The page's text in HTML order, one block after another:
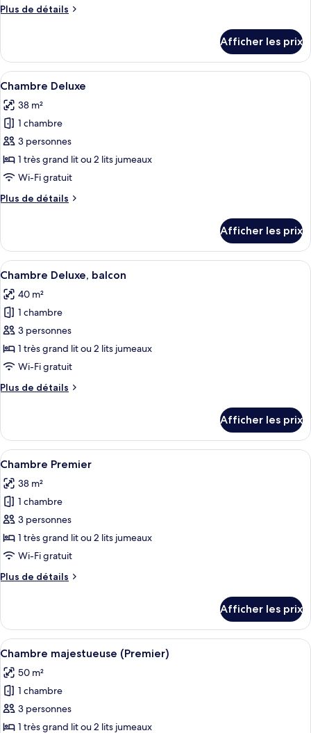
chambre :
Bankers)
Plus de détails
Plus
Suite
(Historic
Bankers)
Afficher les prix
Afficher
toutes
les
photos
pour
ce
type
chambre :
Chambre Deluxe | Literie
5
Chambre Deluxe
38 m²
1 chambre
3 personnes
1 très grand lit ou 2 lits jumeaux
Wi-Fi gratuit
Plus de détails
Plus
Chambre
Deluxe
Afficher les prix
Afficher
toutes
les
photos
pour
ce
type
chambre :
balcon
Literie hypoallergénique, minibar,
3
Chambre Deluxe, balcon
40 m²
1 chambre
3 personnes
1 très grand lit ou 2 lits jumeaux
Wi-Fi gratuit
Plus de détails
Plus
Chambre
Deluxe,
balcon
Afficher les prix
Afficher
toutes
les
photos
pour
ce
type
chambre :
Une chambre d’hôtel avec un
3
Chambre Premier
38 m²
1 chambre
3 personnes
1 très grand lit ou 2 lits jumeaux
Wi-Fi gratuit
Plus de détails
Plus
Chambre
Premier
Afficher les prix
Afficher
toutes
les
photos
pour
ce
Une chambre d’hôtel avec un grand
4
Chambre majestueuse (Premier)
50 m²
1 chambre
3 personnes
1 très grand lit ou 2 lits jumeaux